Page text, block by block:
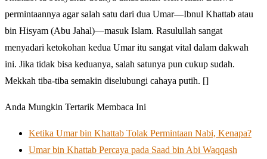
permintaannya agar salah satu dari dua Umar—Ibnul Khattab atau
bin Hisyam (Abu Jahal)—masuk Islam. Rasulullah sangat
menyadari ketokohan kedua Umar itu sangat vital dalam dakwah
ini. Jika tidak bisa keduanya, salah satunya pun cukup sudah.
Mekkah tiba-tiba semakin diselubungi cahaya putih. []
Anda Mungkin Tertarik Membaca Ini
Ketika Umar bin Khattab Tolak Permintaan Nabi, Kenapa?
Umar bin Khattab Percaya pada Saad bin Abi Waqqash